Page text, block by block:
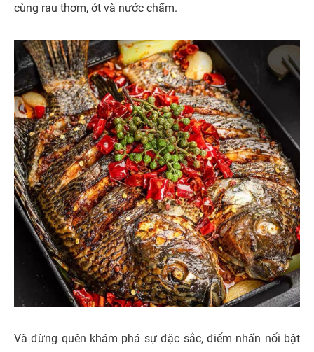
cùng rau thơm, ớt và nước chấm.
Và đừng quên khám phá sự đặc sắc, điểm nhấn nổi bật